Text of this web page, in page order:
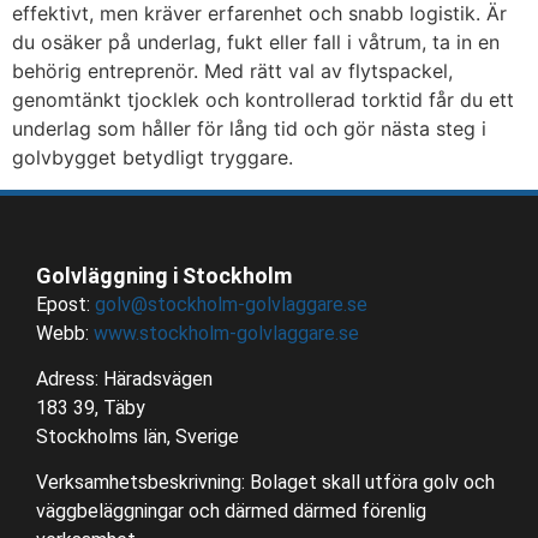
effektivt, men kräver erfarenhet och snabb logistik. Är
du osäker på underlag, fukt eller fall i våtrum, ta in en
behörig entreprenör. Med rätt val av flytspackel,
genomtänkt tjocklek och kontrollerad torktid får du ett
underlag som håller för lång tid och gör nästa steg i
golvbygget betydligt tryggare.
Golvläggning i Stockholm
Epost: golv@stockholm-golvlaggare.se
Webb: www.stockholm-golvlaggare.se
Adress: Häradsvägen
183 39, Täby
Stockholms län, Sverige
Verksamhetsbeskrivning: Bolaget skall utföra golv och
väggbeläggningar och därmed därmed förenlig